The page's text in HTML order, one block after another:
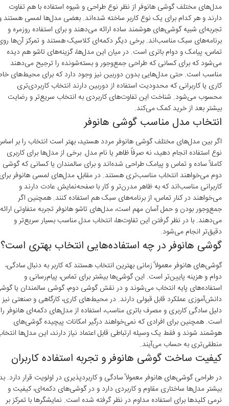
مدل‌های مختلف گوشی هانوفر از نظر نوع طراحی و شیوه استفاده با هم تفاوت
دارند و هر کدام برای یک نوع کاربر ساخته شده‌اند. بعضی مدل‌ها لمسی هستند
تجربه‌ای شبیه گوشی‌های هوشمند ساده ارائه می‌دهند و برای استفاده روزمره و
برنامه‌های سبک مناسب‌اند. برخی دیگر دکمه‌ای کلاسیک هستند و تمرکز آن‌ها
تماس، پیامک و دوام باتری است. در میان این مدل‌ها، گزینه‌های تاشو هم دیده
می‌شود که برای کسانی که طراحی جمع‌وجور و بسته‌شونده را ترجیح می‌دهند
مناسب است. حتی مدل‌هایی بدون دوربین نیز وجود دارد که برای محیط‌های
کاری یا کاربرانی که محدودیت استفاده از دوربین دارند انتخاب کاربردی‌تری
محسوب می‌شود. شناخت این تفاوت‌های کاربردی به انتخاب سریع‌تر و رضایت
بیشتر بعد از خرید کمک می‌کند.
انتخاب مدل مناسب گوشی هانوفر
اگر بین مدل‌های مختلف گوشی هانوفر مردد هستید، بهتر است انتخاب را بر
نوع استفاده انجام دهید، نه صرفاً ظاهر یا نام مدل. برخی از مدل‌ها برای کاربری
کاملاً ساده و تماس و پیامک طراحی شده‌اند و برای سالمندان یا کسانی که گوشی
دوم می‌خواهند انتخاب مناسب‌تری هستند. در مقابل، مدل‌های لمسی هانوفر
کاربرانی مناسب‌اند که به ظاهر مدرن‌تر و کار با صفحه‌نمایش عادت دارند و
می‌خواهند در کنار تماس، از برنامه‌های سبک هم استفاده کنند. همچنین اگر
جمع‌وجور بودن و حمل آسان مهم است، مدل‌های تاشو هانوفر تجربه متفاوتی ارائه
می‌دهند. با در نظر گرفتن این تفاوت‌ها، انتخاب مدل مناسب بسیار سریع‌تر و
دقیق‌تر انجام می‌شود.
گوشی هانوفر در چه استفاده‌هایی انتخاب بهتری است؟
گوشی‌های هانوفر معمولاً زمانی بهترین انتخاب هستند که کاربر به دنبال سادگی،
دوام و هزینه پایین‌تر است. این گوشی‌ها بیشتر برای تماس، پیام‌رسانی و
استفاده‌های پایه انتخاب می‌شوند و در نقش گوشی دوم، گوشی سالمندان یا
دانش‌آموزی عملکرد قابل قبولی دارند. در محیط‌های کاری، کارگاهی و صنعتی نیز
دلیل سادگی کاربری و مصرف باتری مناسب، استفاده از مدل‌های دکمه‌ای هانوفر
است. همچنین برای افرادی که نمی‌خواهند درگیر امکانات پیچیده گوشی‌های
هوشمند شوند و فقط یک وسیله ارتباطی قابل اعتماد نیاز دارند، این مدل‌ها
منطقی‌تری به حساب می‌آیند.
کیفیت ساخت گوشی هانوفر و تجربه استفاده کاربران
در طراحی گوشی‌های هانوفر معمولاً سادگی و کاربردپذیری در اولویت قرار دارد.
بیشتر مدل‌ها ساختاری مقاوم و کاربردی دارد و در گوشی‌های دکمه‌ای، کیفیت و
نرمی کلیدها برای استفاده مداوم در نظر گرفته شده است. نمایشگرها با تمرکز بر